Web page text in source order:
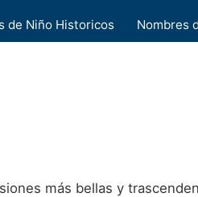
de Niño Historicos Nombres
más bellas y